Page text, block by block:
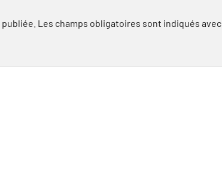
Les champs obligatoires sont indiqués avec